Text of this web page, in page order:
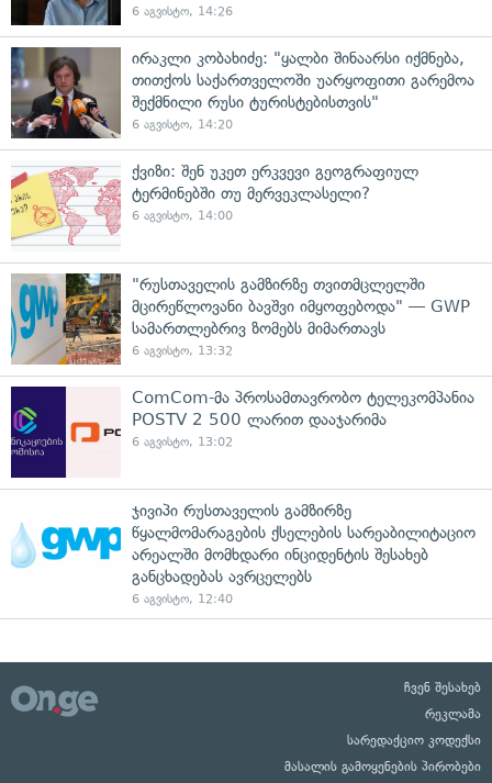
6 აგვისტო, 14:26
ირაკლი კობახიძე: "ყალბი შინაარსი იქმნება,
თითქოს საქართველოში უარყოფითი გარემოა
შექმნილი რუსი ტურისტებისთვის"
6 აგვისტო, 14:20
ქვიზი: შენ უკეთ ერკვევი გეოგრაფიულ
ტერმინებში თუ მერვეკლასელი?
6 აგვისტო, 14:00
"რუსთაველის გამზირზე თვითმცლელში
მცირეწლოვანი ბავშვი იმყოფებოდა" — GWP
სამართლებრივ ზომებს მიმართავს
6 აგვისტო, 13:32
ComCom-მა პროსამთავრობო ტელეკომპანია
POSTV 2 500 ლარით დააჯარიმა
6 აგვისტო, 13:02
ჯივიპი რუსთაველის გამზირზე
წყალმომარაგების ქსელების სარეაბილიტაციო
არეალში მომხდარი ინციდენტის შესახებ
განცხადებას ავრცელებს
6 აგვისტო, 12:40
ჩვენ შესახებ
რეკლამა
სარედაქციო კოდექსი
მასალის გამოყენების პირობები